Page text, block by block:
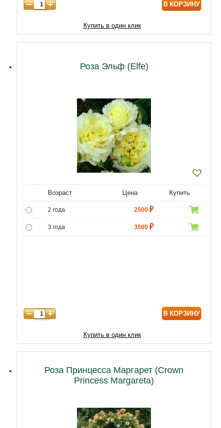
В КОРЗИНУ
Купить в один клик
Роза Эльф (Elfe)
Возраст Цена Купить
2 года 2500
3 года 3500
В КОРЗИНУ
Купить в один клик
Роза Принцесса Маргарет (Crown
Princess Margareta)